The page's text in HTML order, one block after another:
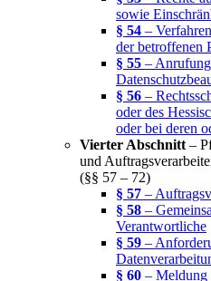
sowie
§ 54 –
der betroffenen
§ 55 – Anrufung
§ 56 –
oder des
oder bei deren
Vierter Abschnitt –
und
(§§ 57 – 72)
§ 57 –
§ 58 –
Verantwortliche
§ 59 –
§ 60 – Meldung